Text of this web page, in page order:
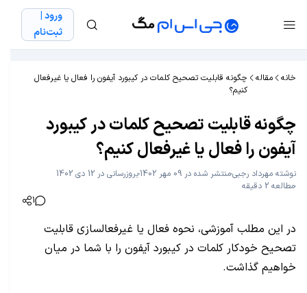
ورود |
ثبت‌نام
خانه مقاله
چگونه قابلیت تصحیح کلمات در کیبورد آیفون را فعال یا غیرفعال
کنیم؟
چگونه قابلیت تصحیح کلمات در کیبورد
آیفون را فعال یا غیرفعال کنیم؟
نوشته مهرداد رجبیمنتشر شده در 09 مهر 1402
بروزرسانی در 12 دی 1402
مطالعه 2 دقیقه
1
در این مطلب آموزشی، نحوه فعال یا غیرفعالسازی قابلیت
تصحیح خودکار کلمات در کیبورد آیفون را با شما در میان
خواهیم گذاشت.